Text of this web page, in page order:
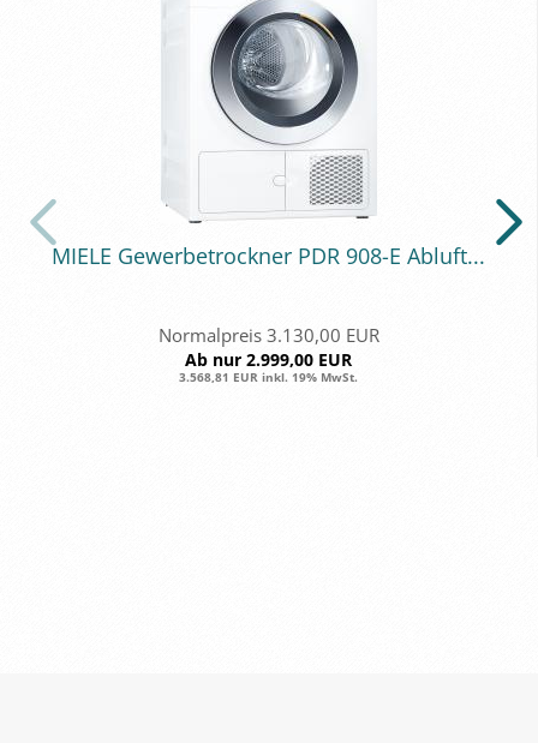
MIELE Ge­wer­be­trock­ner PDR 908-E Ab­luft...
Normalpreis 3.130,00 EUR
Ab nur 2.999,00 EUR
3.568,81 EUR inkl. 19% MwSt.